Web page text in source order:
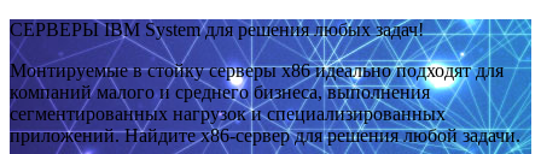
СЕРВЕРЫ IBM System для решения любых задач!
Монтируемые в стойку серверы x86 идеально подходят для
компаний малого и среднего бизнеса, выполнения
сегментированных нагрузок и специализированных
приложений. Найдите x86-сервер для решения любой задачи.